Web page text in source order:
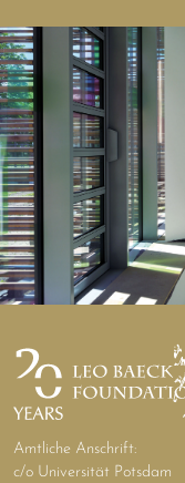
Amtliche Anschrift:
c/o Universität Potsdam